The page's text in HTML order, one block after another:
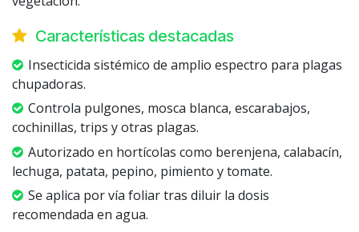
Características destacadas
Insecticida sistémico de amplio espectro para plagas
chupadoras.
Controla pulgones, mosca blanca, escarabajos,
cochinillas, trips y otras plagas.
Autorizado en hortícolas como berenjena, calabacín,
lechuga, patata, pepino, pimiento y tomate.
Se aplica por vía foliar tras diluir la dosis
recomendada en agua.